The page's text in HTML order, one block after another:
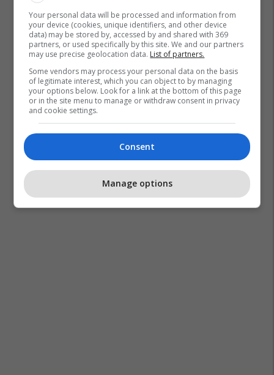
Your personal data will be processed and information from
your device (cookies, unique identifiers, and other device
data) may be stored by, accessed by and shared with 369
partners, or used specifically by this site. We and our partners
may use precise geolocation data. List of partners.
Some vendors may process your personal data on the basis
of legitimate interest, which you can object to by managing
your options below. Look for a link at the bottom of this page
or in the site menu to manage or withdraw consent in privacy
and cookie settings.
Consent
Manage options